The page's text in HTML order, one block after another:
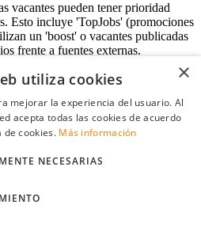
vacantes pueden tener prioridad
Esto incluye 'TopJobs' (promociones
un 'boost' o vacantes publicadas
frente a fuentes externas.
×
utiliza cookies
mejorar la experiencia del usuario. Al
acepta todas las cookies de acuerdo
de cookies. Más información
NECESARIAS